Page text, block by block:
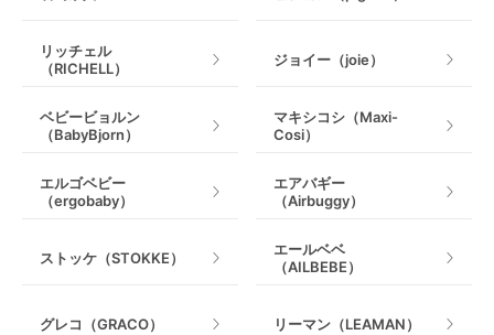
リッチェル
（RICHELL）
ジョイー（joie）
ベビービョルン
（BabyBjorn）
マキシコシ（Maxi-
Cosi）
エルゴベビー
（ergobaby）
エアバギー
（Airbuggy）
ストッケ（STOKKE）
エールベベ
（AILBEBE）
グレコ（GRACO） リーマン（LEAMAN）